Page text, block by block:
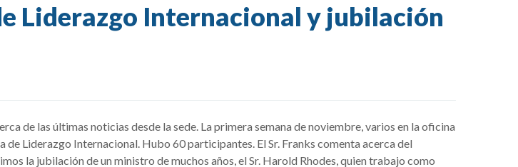
Liderazgo Internacional y jubilación
de las últimas noticias desde la sede. La primera semana de noviembre, varios en la oficina
Liderazgo Internacional. Hubo 60 participantes. El Sr. Franks comenta acerca del
la jubilación de un ministro de muchos años, el Sr. Harold Rhodes, quien trabajo como